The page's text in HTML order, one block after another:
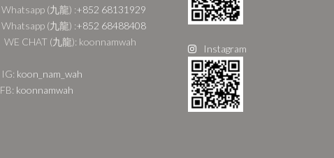
Whatsapp (九龍) :+852 68131929
Whatsapp (九龍) :+852 68488408
WE CHAT (九龍): koonnamwah
IG: koon_nam_wah
FB: koonnamwah
Instagram